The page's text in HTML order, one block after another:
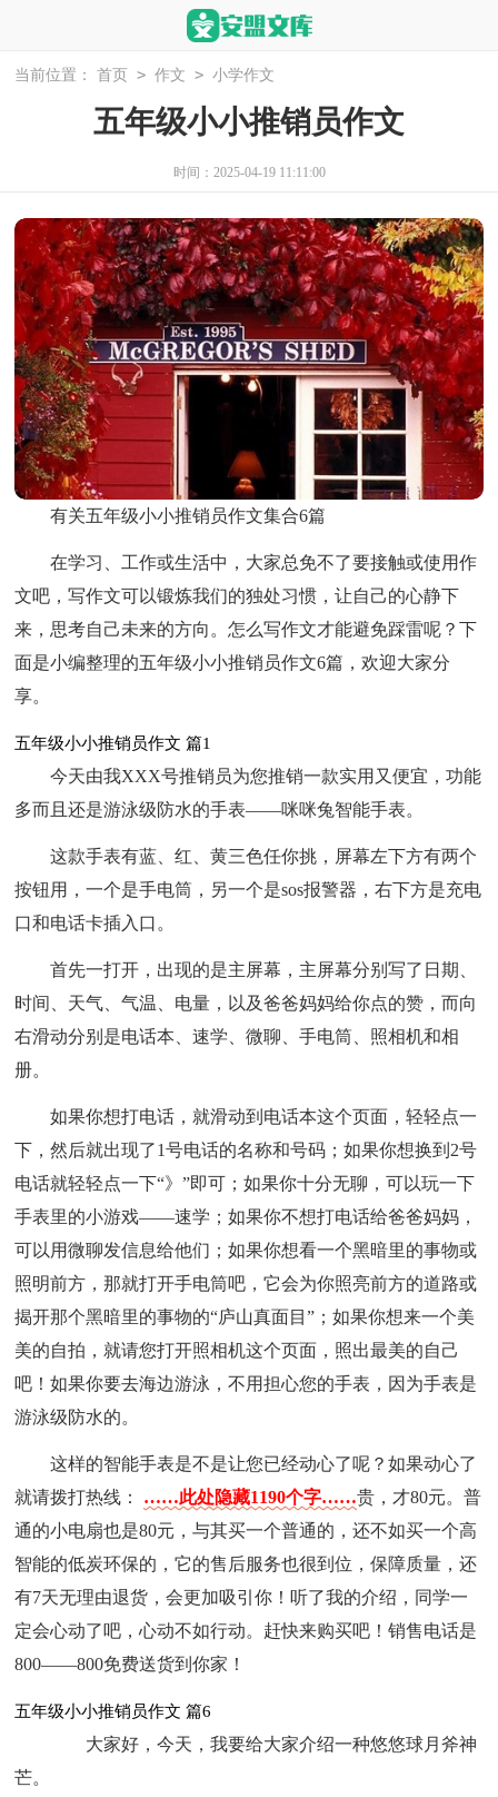
当前位置： 首页 > 作文 > 小学作文
五年级小小推销员作文
时间：2025-04-19 11:11:00
有关五年级小小推销员作文集合6篇
在学习、工作或生活中，大家总免不了要接触或使用作
文吧，写作文可以锻炼我们的独处习惯，让自己的心静下
来，思考自己未来的方向。怎么写作文才能避免踩雷呢？下
面是小编整理的五年级小小推销员作文6篇，欢迎大家分
享。
五年级小小推销员作文 篇1
今天由我XXX号推销员为您推销一款实用又便宜，功能
多而且还是游泳级防水的手表——咪咪兔智能手表。
这款手表有蓝、红、黄三色任你挑，屏幕左下方有两个
按钮用，一个是手电筒，另一个是sos报警器，右下方是充电
口和电话卡插入口。
首先一打开，出现的是主屏幕，主屏幕分别写了日期、
时间、天气、气温、电量，以及爸爸妈妈给你点的赞，而向
右滑动分别是电话本、速学、微聊、手电筒、照相机和相
册。
如果你想打电话，就滑动到电话本这个页面，轻轻点一
下，然后就出现了1号电话的名称和号码；如果你想换到2号
电话就轻轻点一下“》”即可；如果你十分无聊，可以玩一下
手表里的小游戏——速学；如果你不想打电话给爸爸妈妈，
可以用微聊发信息给他们；如果你想看一个黑暗里的事物或
照明前方，那就打开手电筒吧，它会为你照亮前方的道路或
揭开那个黑暗里的事物的“庐山真面目”；如果你想来一个美
美的自拍，就请您打开照相机这个页面，照出最美的自己
吧！如果你要去海边游泳，不用担心您的手表，因为手表是
游泳级防水的。
这样的智能手表是不是让您已经动心了呢？如果动心了
就请拨打热线： ……此处隐藏1190个字……贵，才80元。普
通的小电扇也是80元，与其买一个普通的，还不如买一个高
智能的低炭环保的，它的售后服务也很到位，保障质量，还
有7天无理由退货，会更加吸引你！听了我的介绍，同学一
定会心动了吧，心动不如行动。赶快来购买吧！销售电话是
800——800免费送货到你家！
五年级小小推销员作文 篇6
大家好，今天，我要给大家介绍一种悠悠球月斧神
芒。